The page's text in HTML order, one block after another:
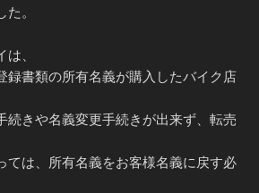
。
、
録書類の所有名義が購入したバイク店
続きや名義変更手続きが出来ず、転売
ては、所有名義をお客様名義に戻す必